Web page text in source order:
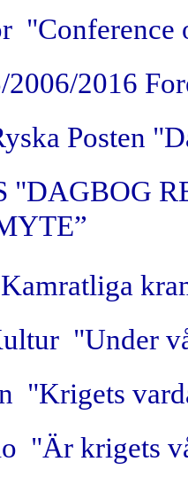
"Conference
2006/2016
Posten
"DAGBOG
"Under
"Krigets
"Är krigets